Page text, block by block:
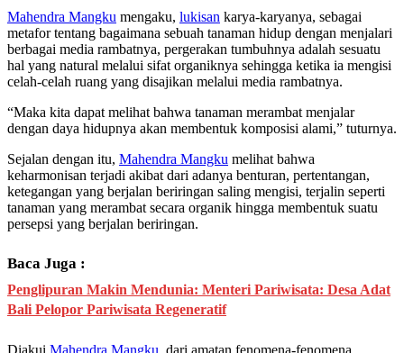
Mahendra Mangku mengaku, lukisan karya-karyanya, sebagai
metafor tentang bagaimana sebuah tanaman hidup dengan menjalari
berbagai media rambatnya, pergerakan tumbuhnya adalah sesuatu
hal yang natural melalui sifat organiknya sehingga ketika ia mengisi
celah-celah ruang yang disajikan melalui media rambatnya.
“Maka kita dapat melihat bahwa tanaman merambat menjalar
dengan daya hidupnya akan membentuk komposisi alami,” tuturnya.
Sejalan dengan itu, Mahendra Mangku melihat bahwa
keharmonisan terjadi akibat dari adanya benturan, pertentangan,
ketegangan yang berjalan beriringan saling mengisi, terjalin seperti
tanaman yang merambat secara organik hingga membentuk suatu
persepsi yang berjalan beriringan.
Baca Juga :
Penglipuran Makin Mendunia: Menteri Pariwisata: Desa Adat
Bali Pelopor Pariwisata Regeneratif
Diakui Mahendra Mangku , dari amatan fenomena-fenomena